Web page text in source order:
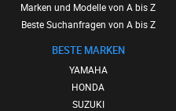
Marken und Modelle von A bis Z
Beste Suchanfragen von A bis Z
BESTE MARKEN
YAMAHA
HONDA
SUZUKI